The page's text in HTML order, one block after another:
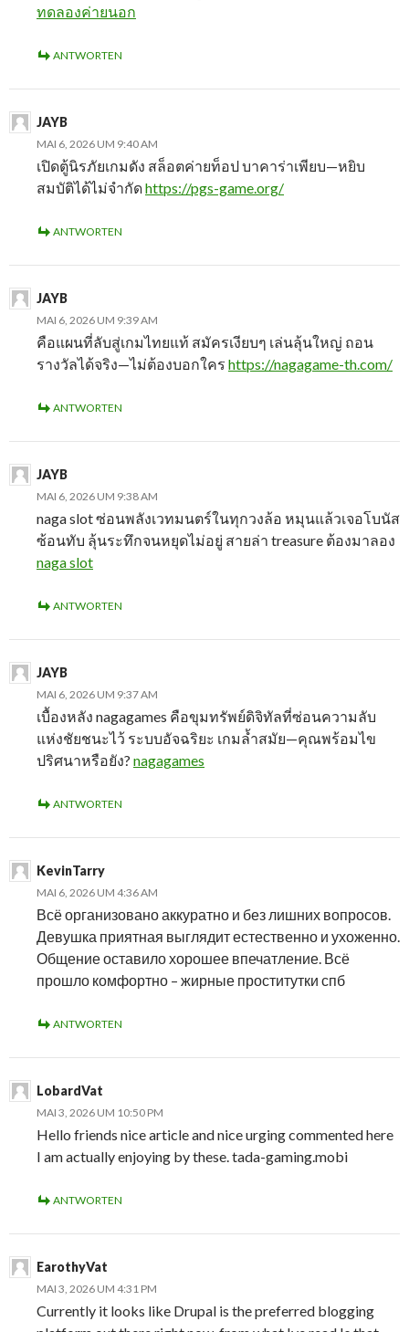
ทดลองค่ายนอก
ANTWORTEN
JAYB
MAI 6, 2026 UM 9:40 AM
เปิดตู้นิรภัยเกมดัง สล็อตค่ายท็อป บาคาร่าเพียบ—หยิบ
สมบัติได้ไม่จำกัดhttps://pgs-game.org/
ANTWORTEN
JAYB
MAI 6, 2026 UM 9:39 AM
คือแผนที่ลับสู่เกมไทยแท้ สมัครเงียบๆ เล่นลุ้นใหญ่ ถอน
รางวัลได้จริง—ไม่ต้องบอกใคร https://nagagame-th.com/
ANTWORTEN
JAYB
MAI 6, 2026 UM 9:38 AM
naga slot ซ่อนพลังเวทมนตร์ในทุกวงล้อ หมุนแล้วเจอโบนัส
ซ้อนทับ ลุ้นระทึกจนหยุดไม่อยู่ สายล่า treasure ต้องมาลอง
naga slot
ANTWORTEN
JAYB
MAI 6, 2026 UM 9:37 AM
เบื้องหลัง nagagames คือขุมทรัพย์ดิจิทัลที่ซ่อนความลับ
แห่งชัยชนะไว้ ระบบอัจฉริยะ เกมล้ำสมัย—คุณพร้อมไข
ปริศนาหรือยัง? nagagames
ANTWORTEN
KevinTarry
MAI 6, 2026 UM 4:36 AM
Всё организовано аккуратно и без лишних вопросов.
Девушка приятная выглядит естественно и ухоженно.
Общение оставило хорошее впечатление. Всё
прошло комфортно – жирные проститутки спб
ANTWORTEN
LobardVat
MAI 3, 2026 UM 10:50 PM
Hello friends nice article and nice urging commented here
I am actually enjoying by these. tada-gaming.mobi
ANTWORTEN
EarothyVat
MAI 3, 2026 UM 4:31 PM
Currently it looks like Drupal is the preferred blogging